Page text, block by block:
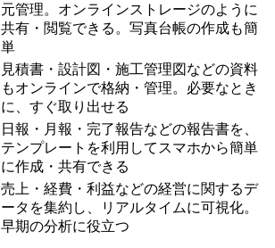
元管理。オンラインストレージのように
共有・閲覧できる。写真台帳の作成も簡
単
見積書・設計図・施工管理図などの資料
もオンラインで格納・管理。必要なとき
に、すぐ取り出せる
日報・月報・完了報告などの報告書を、
テンプレートを利用してスマホから簡単
に作成・共有できる
売上・経費・利益などの経営に関するデ
ータを集約し、リアルタイムに可視化。
早期の分析に役立つ